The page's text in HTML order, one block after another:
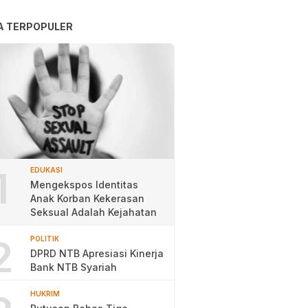
TERPOPULER
EDUKASI
Mengekspos Identitas
Anak Korban Kekerasan
Seksual Adalah Kejahatan
POLITIK
DPRD NTB Apresiasi Kinerja
Bank NTB Syariah
HUKRIM